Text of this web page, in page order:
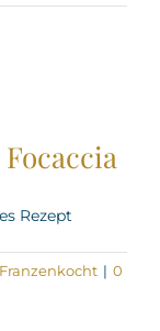
Rezept
| 0